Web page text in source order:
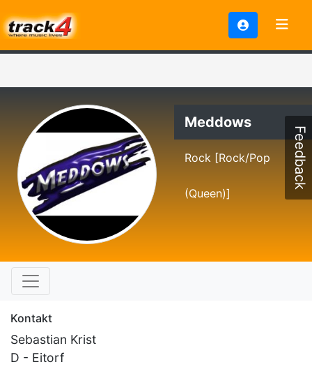
Meddows
Rock [Rock/Pop
(Queen)]
Kontakt
Sebastian Krist
D - Eitorf
Feedback